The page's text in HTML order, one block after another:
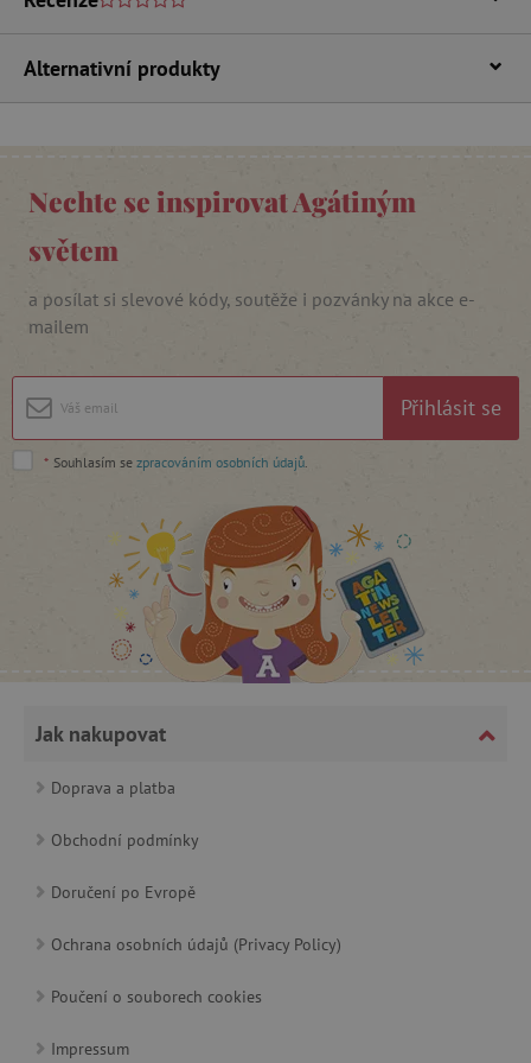
Alternativní produkty
Nechte se inspirovat Agátiným
světem
a posílat si slevové kódy, soutěže i pozvánky na akce e-
mailem
Přihlásit se
* Souhlasím se zpracováním osobních údajů
Jak nakupovat
Doprava a platba
Obchodní podmínky
Doručení po Evropě
Ochrana osobních údajů (Privacy Policy)
Poučení o souborech cookies
Impressum
CookieScriptConsent
CookieScript
Google Privacy Policy